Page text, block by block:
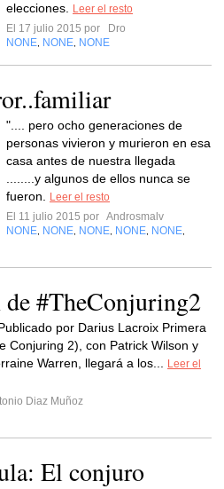
elecciones.
Leer el resto
El 17 julio 2015 por
Dro
NONE NONE NONE
".... pero ocho generaciones de
personas vivieron y murieron en esa
casa antes de nuestra llegada
........y algunos de ellos nunca se
fueron.
Leer el resto
El 11 julio 2015 por Androsmalv
NONE NONE NONE NONE NONE
#TheConjuring2
por Darius Lacroix Primera
Conjuring 2), con Patrick Wilson y
Warren, llegará a los...
Leer el
Diaz Muñoz
El conjuro